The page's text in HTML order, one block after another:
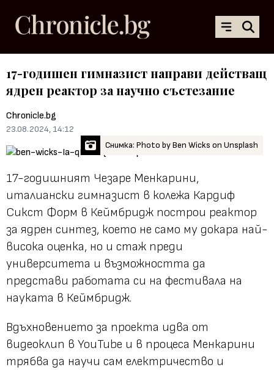
17-годишен гимназист направи действащ
ядрен реактор за научно състезание
Chronicle.bg
23.08.2024, 14:12
Снимка: Photo by Ben Wicks on Unsplash
17-годишният Чезаре Менкарини,
италиански гимназист в колежа Кардиф
Сикст Форм в Кеймбридж построи реактор
за ядрен синтез, което не само му докара най-
висока оценка, но и стаж преди
университета и възможността да
представи работата си на фестивала на
науката в Кеймбридж.
Вдъхновението за проекта идва от
видеоклип в YouTube и в процеса Менкарини
трябва да научи сам електричество и